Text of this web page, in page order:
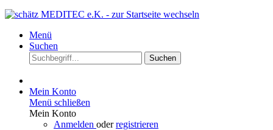
Menü
Suchen
Suchen
Mein Konto
Menü schließen
Mein Konto
Anmelden oderregistrieren